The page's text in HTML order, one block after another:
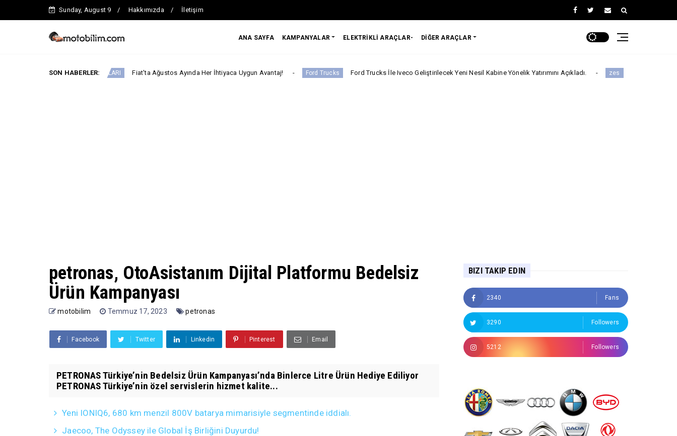
Sunday, August 9 Hakkımızda İletişim
ANA SAYFA KAMPANYALAR ELEKTRİKLİ ARAÇLAR- DİĞER ARAÇLAR
SON HABERLER:
ARABA KAMPANYALARI Fiat'ta Ağustos Ayında Her İhtiyaca Uygun Avantaj! Ford Trucks Ford Trucks İle Iveco Geliştirilecek Yeni Nesil Kabine Yönelik Yatırımını Açıkladı. zes Zes ve Beefull
petronas, OtoAsistanım Dijital Platformu Bedelsiz
Ürün Kampanyası
motobilim Temmuz 17, 2023 petronas
Facebook Twitter Linkedin Pinterest Email
PETRONAS Türkiye’nin Bedelsiz Ürün Kampanyası’nda Binlerce Litre Ürün Hediye Ediliyor
PETRONAS Türkiye’nin özel servislerin hizmet kalite...
Yeni IONIQ6, 680 km menzil 800V batarya mimarisiyle segmentinde iddialı.
Jaecoo, The Odyssey ile Global İş Birliğini Duyurdu!
BIZI TAKIP EDIN
2340 Fans
3290 Followers
5212 Followers